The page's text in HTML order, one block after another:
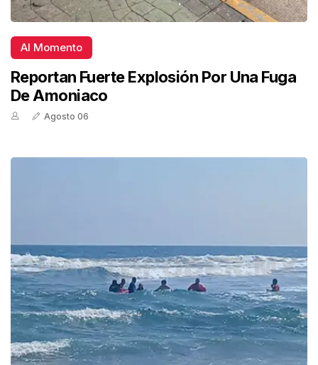
Al Momento
Reportan Fuerte Explosión Por Una Fuga
De Amoniaco
Agosto 06